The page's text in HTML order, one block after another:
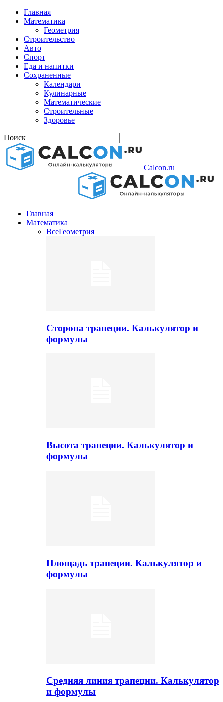
Главная
Математика
Геометрия
Строительство
Авто
Спорт
Еда и напитки
Сохраненные
Календари
Кулинарные
Математические
Строительные
Здоровье
Поиск
Calcon.ru
Главная
Математика
ВсеГеометрия
Сторона трапеции. Калькулятор и
формулы
Высота трапеции. Калькулятор и
формулы
Площадь трапеции. Калькулятор и
формулы
Средняя линия трапеции. Калькулятор
и формулы